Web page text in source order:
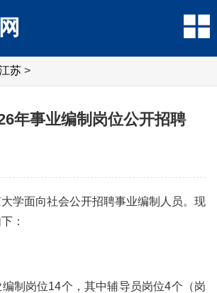
苏 >
年事业编制岗位公开招聘
学面向社会公开招聘事业编制人员。现
：
制岗位14个，其中辅导员岗位4个（岗